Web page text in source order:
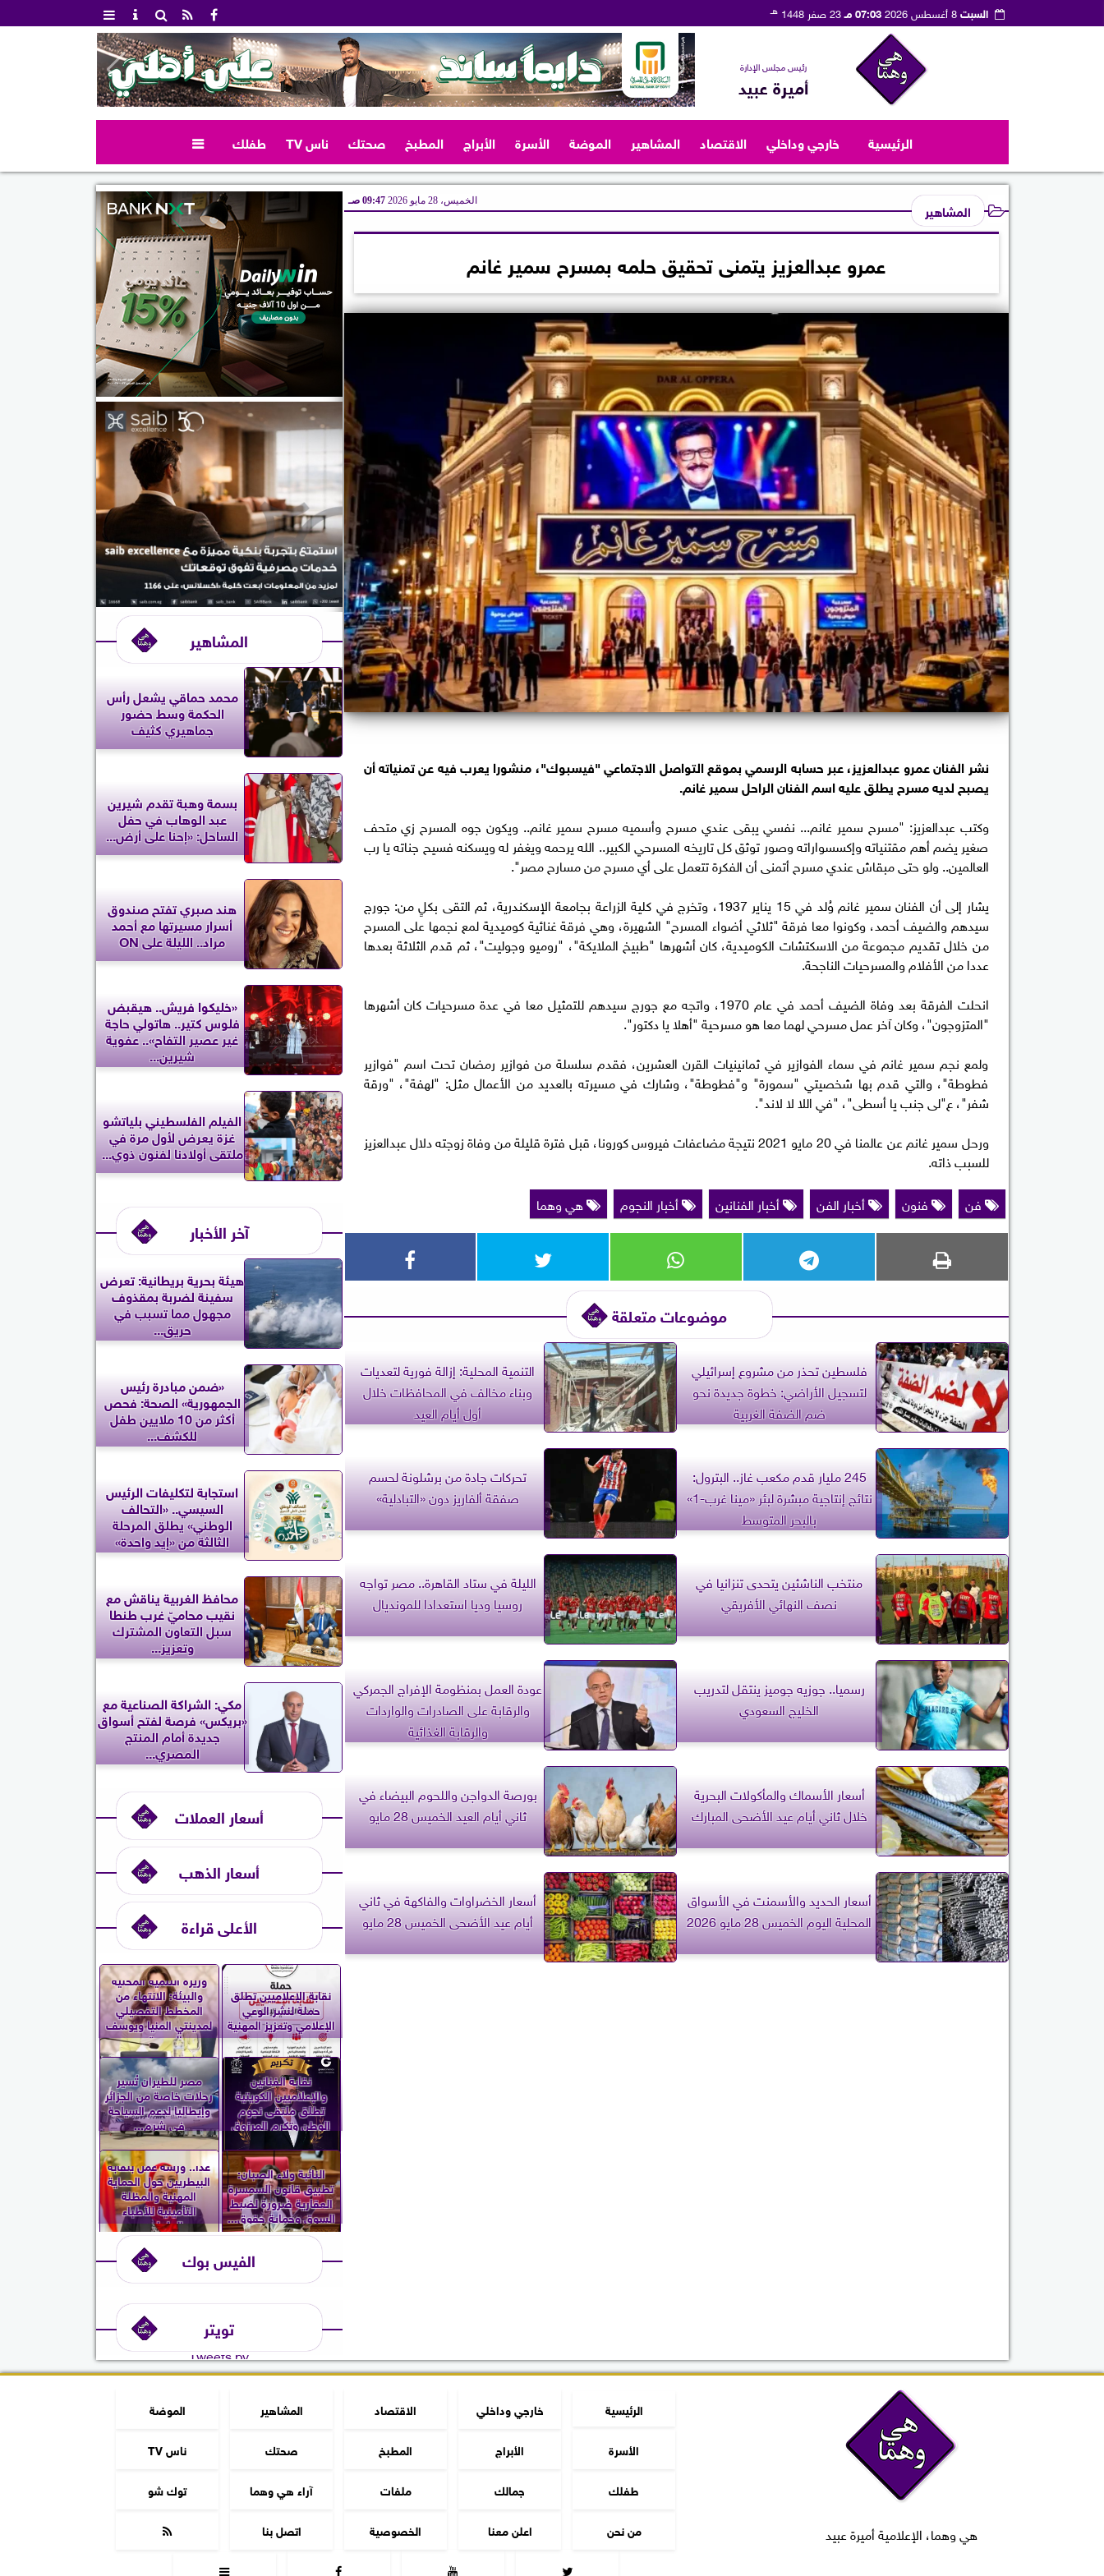
السبت8 أغسطس 2026 07:03 مـ 23 صفر 1448 هـ
رئيس مجلس الإدارة
أميرة عبيد
الرئيسية خارجي وداخلي الاقتصاد المشاهير الموضة الأسرة الأبراج المطبخ صحتك ناس TV طفلك 
المشاهير الخميس، 28 مايو 2026 09:47 صـ
عمرو عبدالعزيز يتمنى تحقيق حلمه بمسرح سمير غانم
نشر الفنان عمرو عبدالعزيز، عبر حسابه الرسمي بموقع التواصل الاجتماعي "فيسبوك"، منشورا يعرب فيه عن تمنياته أن
يصبح لديه مسرح يطلق عليه اسم الفنان الراحل سمير غانم.
وكتب عبدالعزيز: "مسرح سمير غانم... نفسي يبقى عندي مسرح وأسميه مسرح سمير غانم.. ويكون جوه المسرح زي متحف
صغير يضم أهم مقتنياته وإكسسواراته وصور توثق كل تاريخه المسرحي الكبير.. الله يرحمه ويغفر له ويسكنه فسيح جناته يا رب
العالمين.. ولو حتى مبقاش عندي مسرح أتمنى أن الفكرة تتعمل على أي مسرح من مسارح مصر".
يشار إلى أن الفنان سمير غانم وُلد في 15 يناير 1937، وتخرج في كلية الزراعة بجامعة الإسكندرية، ثم التقى بكلٍ من: جورج
سيدهم والضيف أحمد، وكونوا معا فرقة "ثلاثي أضواء المسرح" الشهيرة، وهي فرقة غنائية كوميدية لمع نجمها على المسرح
من خلال تقديم مجموعة من الاسكتشات الكوميدية، كان أشهرها "طبيخ الملايكة"، "روميو وجوليت"، ثم قدم الثلاثة بعدها
عددا من الأفلام والمسرحيات الناجحة.
انحلت الفرقة بعد وفاة الضيف أحمد في عام 1970، واتجه مع جورج سيدهم للتمثيل معا في عدة مسرحيات كان أشهرها
"المتزوجون"، وكان آخر عمل مسرحي لهما معا هو مسرحية "أهلا يا دكتور".
ولمع نجم سمير غانم في سماء الفوازير في ثمانينيات القرن العشرين، فقدم سلسلة من فوازير رمضان تحت اسم "فوازير
فطوطة"، والتي قدم بها شخصيتي "سمورة" و"فطوطة"، وشارك في مسيرته بالعديد من الأعمال مثل: "لهفة"، "ورقة
شفر"، ع"لى جنب يا أسطى"، "في اللا لا لاند".
ورحل سمير غانم عن عالمنا في 20 مايو 2021 نتيجة مضاعفات فيروس كورونا، قبل فترة قليلة من وفاة زوجته دلال عبدالعزيز
للسبب ذاته.
فن
فنون أخبار الفن أخبار الفنانين أخبار النجوم هي وهما
موضوعات متعلقة
فلسطين تحذر من مشروع إسرائيلي
لتسجيل الأراضي: خطوة جديدة نحو
ضم الضفة الغربية
التنمية المحلية: إزالة فورية لتعديات
وبناء مخالف في المحافظات خلال
أول أيام العيد
245 مليار قدم مكعب غاز.. البترول:
نتائج إنتاجية مبشرة لبئر «مينا غرب-1»
بالبحر المتوسط
تحركات جادة من برشلونة لحسم
صفقة ألفاريز دون «التبادلية»
منتخب الناشئين يتحدى تنزانيا في
نصف النهائي الأفريقي
الليلة في ستاد القاهرة.. مصر تواجه
روسيا وديا استعدادا للمونديال
رسميا.. جوزيه جوميز ينتقل لتدريب
الخليج السعودي
عودة العمل بمنظومة الإفراج الجمركي
والرقابة على الصادرات والواردات
والرقابة الغذائية
أسعار الأسماك والمأكولات البحرية
خلال ثاني أيام عيد الأضحى المبارك
بورصة الدواجن واللحوم البيضاء في
ثاني أيام العيد الخميس 28 مايو
أسعار الحديد والأسمنت في الأسواق
المحلية اليوم الخميس 28 مايو 2026
أسعار الخضراوات والفاكهة في ثاني
أيام عيد الأضحى الخميس 28 مايو
المشاهير
محمد حماقي يشعل رأس
الحكمة وسط حضور
جماهيري كثيف
بسمة وهبة تقدم شيرين
عبد الوهاب في حفل
الساحل: «إحنا على أرض...
هند صبري تفتح صندوق
أسرار مسيرتها مع أحمد
مراد.. الليلة على ON
«خليكوا فريش.. هيقبض
فلوس كتير.. هاتولي حاجة
غير عصير التفاح».. عفوية
شيرين...
الفيلم الفلسطيني بلياتشو
غزة يعرض لأول مرة في
ملتقى أولادنا لفنون ذوي...
آخر الأخبار
‎هيئة بحرية بريطانية: تعرض
سفينة لضربة بمقذوف
مجهول مما تسبب في
حريق...
«ضمن مبادرة رئيس
الجمهورية» الصحة: فحص
أكثر من 10 ملايين طفل
للكشف...
استجابة لتكليفات الرئيس
السيسي.. «التحالف
الوطني» يطلق المرحلة
الثالثة من «إيد واحدة»
محافظ الغربية يناقش مع
نقيب محاميّ غرب طنطا
سبل التعاون المشترك
وتعزيز...
مكي: الشراكة الصناعية مع
«بريكس» فرصة لفتح أسواق
جديدة أمام المنتج
المصري...
أسعار العملات
أسعار الذهب
الأعلى قراءة
نقابة الإعلاميين تطلق
حملة لنشر الوعي
الإعلامي وتعزيز المهنية
وزيرة التنمية المحلية
والبيئة: الانتهاء من
المخطط التفصيلي
لمدينتي المنيا ويوسف
الصديق...
نقابة الفنانين
والإعلاميين الكويتية
تطلق ملتقى نجوم
الوطن وتكرم المرزوق
مصر للطيران تُسير
رحلات خاصة من الجزائر
وإيطاليا لدعم السياحة
في شرم...
النائبة ولاء الصبان:
تطبيق قانون السمسرة
العقارية ضرورة لضبط
السوق وحماية حقوق...
غدا.. ورشة عمل بنقابة
البيطريين حول الحماية
المهنية والمظلة
التأمينية للأطباء
العاملين...
الفيس بوك
تويتر
Tweets by
هي وهما، الإعلامية أميرة عبيد
الرئيسية خارجي وداخلي الاقتصاد المشاهير
الموضة
الأسرة
الأبراج المطبخ صحتك
ناس TV
طفلك
جمالك ملفات آراء هي وهما
توك شو
من نحن
اعلن معنا الخصوصية اتصل بنا




